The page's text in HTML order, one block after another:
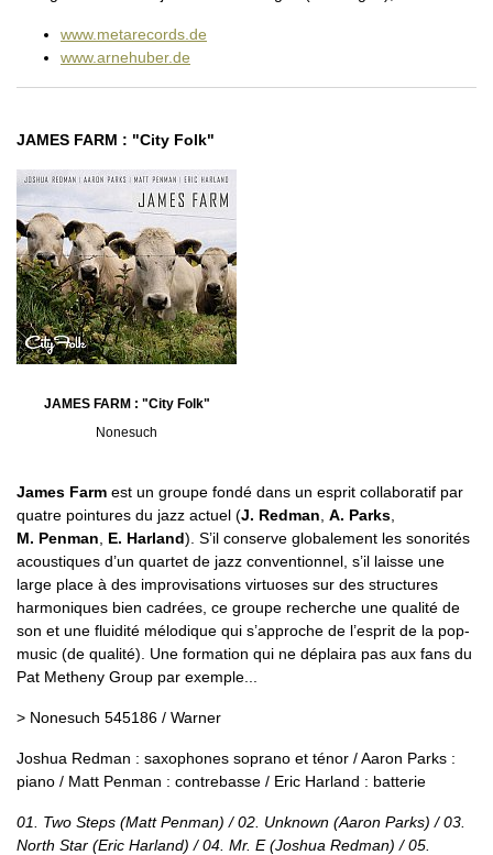
www.metarecords.de
www.arnehuber.de
JAMES FARM : "City Folk"
JAMES FARM : "City Folk"
Nonesuch
James Farm est un groupe fondé dans un esprit collaboratif par
quatre pointures du jazz actuel (J. Redman A. Parks
M. Penman
E. Harland). S’il conserve globalement les sonorités
acoustiques d’un quartet de jazz conventionnel, s’il laisse une
large place à des improvisations virtuoses sur des structures
harmoniques bien cadrées, ce groupe recherche une qualité de
son et une fluidité mélodique qui s’approche de l’esprit de la pop-
music (de qualité). Une formation qui ne déplaira pas aux fans du
Pat Metheny Group par exemple...
> Nonesuch 545186 / Warner
Joshua Redman : saxophones soprano et ténor / Aaron Parks :
piano / Matt Penman : contrebasse / Eric Harland : batterie
01. Two Steps (Matt Penman) / 02. Unknown (Aaron Parks) / 03.
North Star (Eric Harland) / 04. Mr. E (Joshua Redman) / 05.